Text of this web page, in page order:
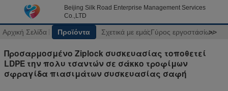
Beijing Silk Road Enterprise Management Services
Co.,LTD
Αρχική Σελίδα Προϊόντα Σχετικά με εμάςΓύρος εργοστασίων
>>
Προσαρμοσμένο Ziplock συσκευασίας τοποθετεί
LDPE την πολυ τσαντών σε σάκκο τροφίμων
σφραγίδα πιασιμάτων συσκευασίας σαφή